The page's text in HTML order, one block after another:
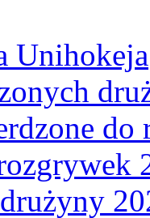
Unihokeja
do